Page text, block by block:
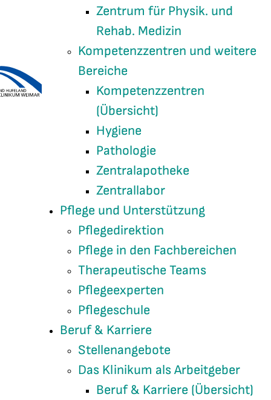
Zentrum für Physik. und
Rehab. Medizin
Kompetenzzentren und weitere
Bereiche
Kompetenzzentren
(Übersicht)
Hygiene
Pathologie
Zentralapotheke
Zentrallabor
Pflege und Unterstützung
Pflegedirektion
Pflege in den Fachbereichen
Therapeutische Teams
Pflegeexperten
Pflegeschule
Beruf & Karriere
Stellenangebote
Das Klinikum als Arbeitgeber
Beruf & Karriere (Übersicht)